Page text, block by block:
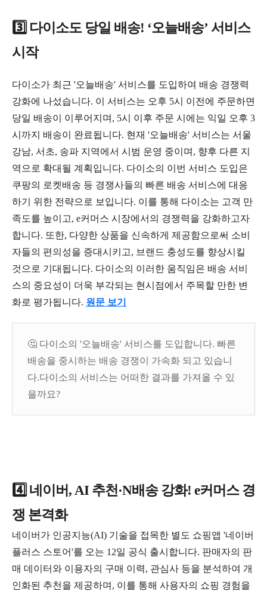
3️⃣ 다이소도 당일 배송! ‘오늘배송’ 서비스
시작
다이소가 최근 '오늘배송' 서비스를 도입하여 배송 경쟁력
강화에 나섰습니다. 이 서비스는 오후 5시 이전에 주문하면
당일 배송이 이루어지며, 5시 이후 주문 시에는 익일 오후 3
시까지 배송이 완료됩니다. 현재 '오늘배송' 서비스는 서울
강남, 서초, 송파 지역에서 시범 운영 중이며, 향후 다른 지
역으로 확대될 계획입니다. 다이소의 이번 서비스 도입은
쿠팡의 로켓배송 등 경쟁사들의 빠른 배송 서비스에 대응
하기 위한 전략으로 보입니다. 이를 통해 다이소는 고객 만
족도를 높이고, e커머스 시장에서의 경쟁력을 강화하고자
합니다. 또한, 다양한 상품을 신속하게 제공함으로써 소비
자들의 편의성을 증대시키고, 브랜드 충성도를 향상시킬
것으로 기대됩니다. 다이소의 이러한 움직임은 배송 서비
스의 중요성이 더욱 부각되는 현시점에서 주목할 만한 변
화로 평가됩니다. 원문 보기
🤔 다이소의 '오늘배송' 서비스를 도입합니다. 빠른
배송을 중시하는 배송 경쟁이 가속화 되고 있습니
다.다이소의 서비스는 어떠한 결과를 가져올 수 있
을까요?
4️⃣ 네이버, AI 추천·N배송 강화! e커머스 경
쟁 본격화
네이버가 인공지능(AI) 기술을 접목한 별도 쇼핑앱 '네이버
플러스 스토어'를 오는 12일 공식 출시합니다. 판매자의 판
매 데이터와 이용자의 구매 이력, 관심사 등을 분석하여 개
인화된 추천을 제공하며, 이를 통해 사용자의 쇼핑 경험을